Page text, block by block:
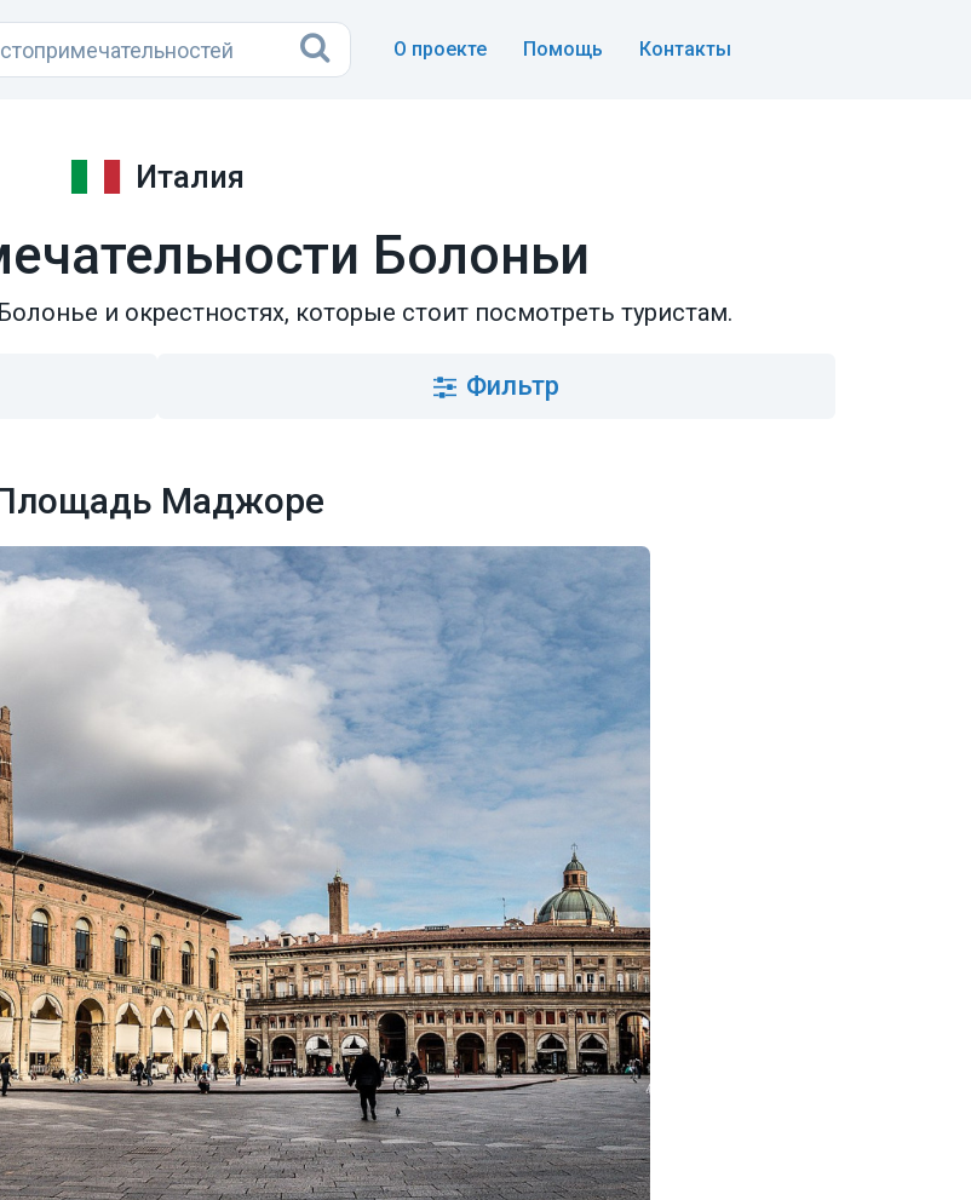
О проекте Помощь Контакты
Италия
Болоньи
и окрестностях, которые стоит посмотреть туристам.
Фильтр
Маджоре